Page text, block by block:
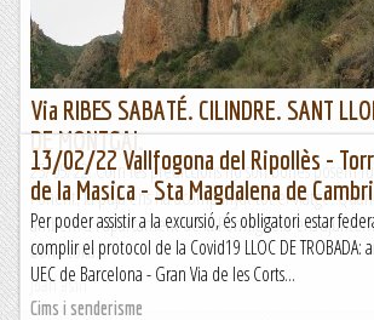
Via RIBES SABATÉ. CILINDRE. SANT
DE MONTGAI.
25/05/22. Com les prediccions no son bones posem
Ponent, la puja ens ha acompanyat tot el viatge. Quan
arribem a l'aparcament de la Formiguera ens ajuntem
bona colla...
Joan asín
13/02/22 Vallfogona del Ripollès -
de la Masica - Sta Magdalena de
Per poder assistir a la excursió, és obligatori estar
complir el protocol de la Covid19 LLOC DE TROBADA:
UEC de Barcelona - Gran Via de les Corts...
Cims i senderisme